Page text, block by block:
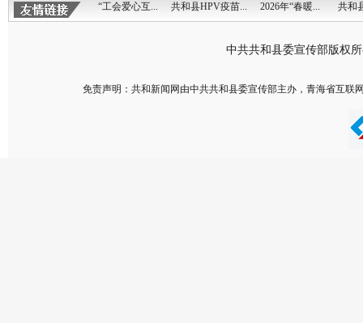
“工会爱心互... 共和县HPV疫苗... 2026年“春暖... 共和
中共共和县委宣传部版权
免责声明：共和新闻网由中共共和县委宣传部主办，青海省互